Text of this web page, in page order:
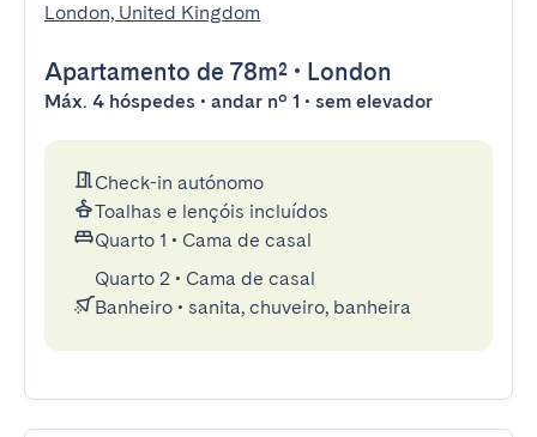
London, United Kingdom
Apartamento de 78m² • London
Máx. 4 hóspedes • andar nº 1 • sem elevador
Check-in autónomo
Toalhas e lençóis incluídos
Quarto 1 • Cama de casal
Quarto 2 • Cama de casal
Banheiro • sanita, chuveiro, banheira